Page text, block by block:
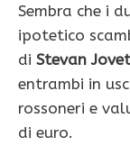
Sembra che i
ipotetico
di Stevan
entrambi in
rossoneri e
di euro.